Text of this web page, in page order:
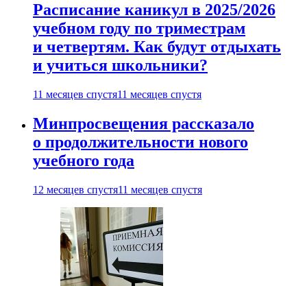
Расписание каникул в 2025/2026
учебном году по триместрам
и четвертям. Как будут отдыхать
и учиться школьники?
11 месяцев спустя11 месяцев спустя
Минпросвещения рассказало
о продолжительности нового
учебного года
12 месяцев спустя11 месяцев спустя